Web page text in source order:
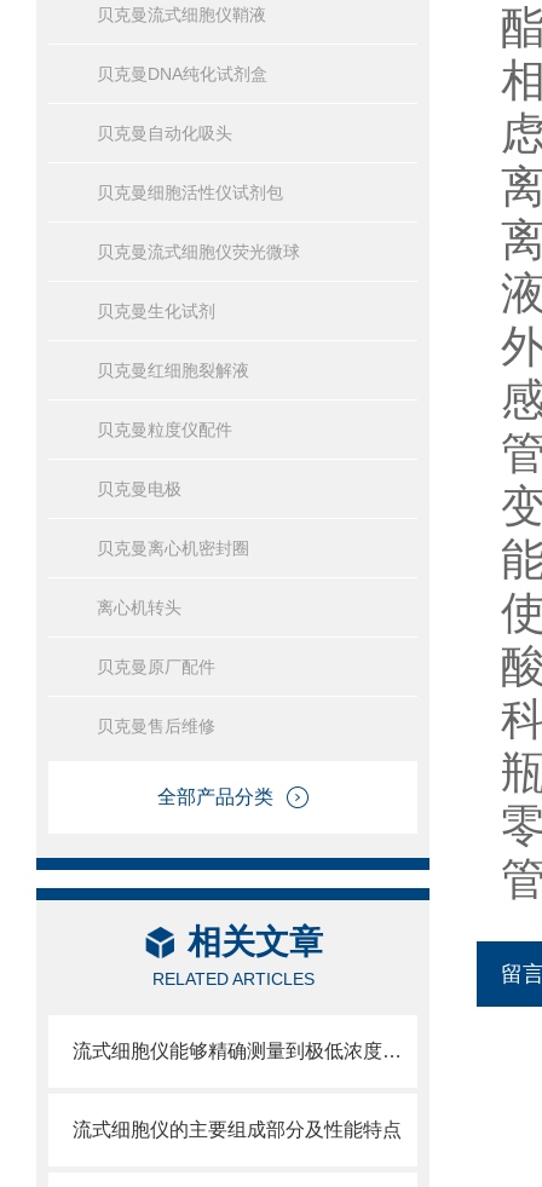
贝克曼流式细胞仪鞘液
贝克曼DNA纯化试剂盒
贝克曼自动化吸头
贝克曼细胞活性仪试剂包
贝克曼流式细胞仪荧光微球
贝克曼生化试剂
贝克曼红细胞裂解液
贝克曼粒度仪配件
贝克曼电极
贝克曼离心机密封圈
离心机转头
贝克曼原厂配件
贝克曼售后维修
全部产品分类
相关文章
RELATED ARTICLES
流式细胞仪能够精确测量到极低浓度的标记物
流式细胞仪的主要组成部分及性能特点
留